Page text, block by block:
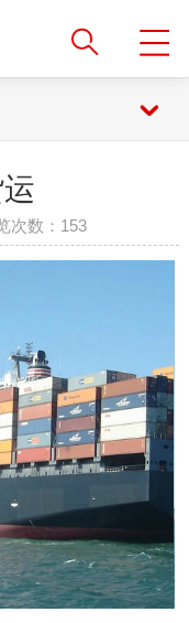
次数： 153